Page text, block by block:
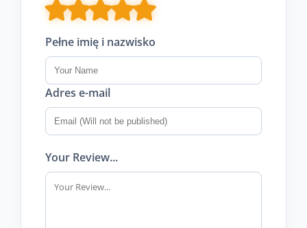
Pełne imię i nazwisko
Adres e-mail
Your Review...